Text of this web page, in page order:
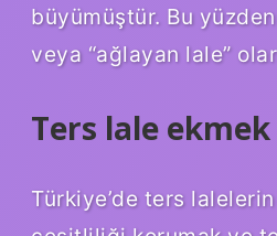
büyümüştür. Bu
veya “ağlayan lale”
Ters lale ekmek
Türkiye’de ters